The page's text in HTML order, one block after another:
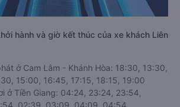
hành và giờ kết thúc của xe khách Liên
ở Cam Lâm - Khánh Hòa: 18:30, 13:30,
15:00, 16:45, 17:15, 18:15, 19:00
ở Tiền Giang: 04:24, 23:24, 23:54,
02:39, 03:09, 04:09, 04:54